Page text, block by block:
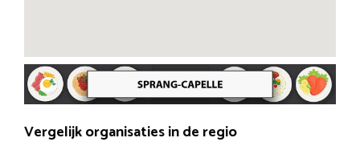
Vergelijk organisaties in de regio